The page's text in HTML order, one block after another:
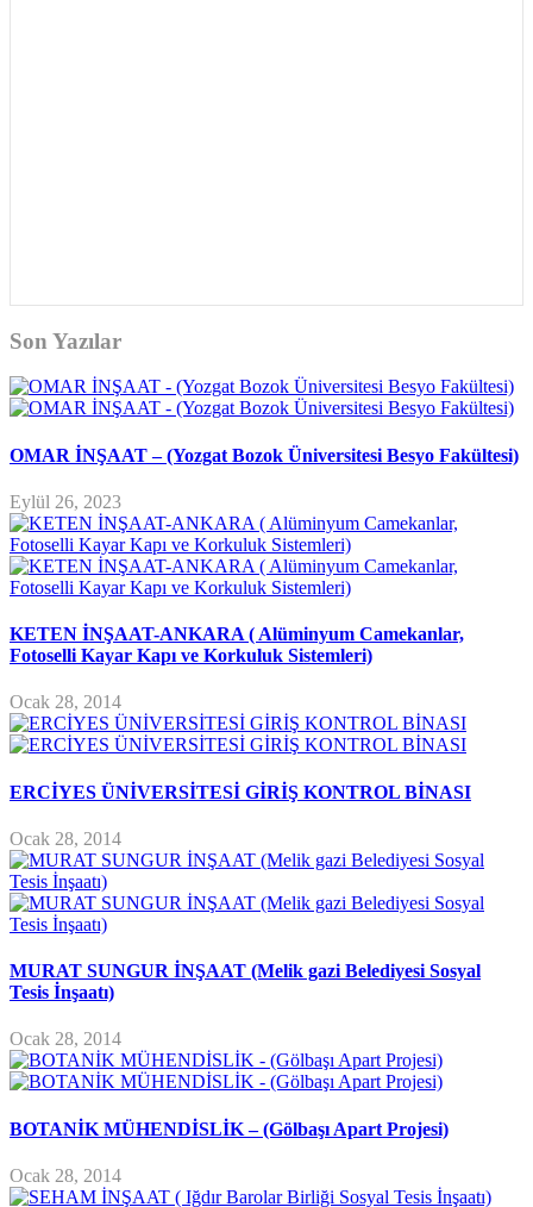
Son Yazılar
OMAR İNŞAAT – (Yozgat Bozok Üniversitesi Besyo Fakültesi)
Eylül 26, 2023
KETEN İNŞAAT-ANKARA ( Alüminyum Camekanlar,
Fotoselli Kayar Kapı ve Korkuluk Sistemleri)
Ocak 28, 2014
ERCİYES ÜNİVERSİTESİ GİRİŞ KONTROL BİNASI
Ocak 28, 2014
MURAT SUNGUR İNŞAAT (Melik gazi Belediyesi Sosyal
Tesis İnşaatı)
Ocak 28, 2014
BOTANİK MÜHENDİSLİK – (Gölbaşı Apart Projesi)
Ocak 28, 2014